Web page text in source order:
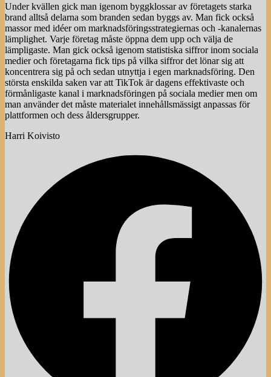
Under kvällen gick man igenom byggklossar av företagets starka
brand alltså delarna som branden sedan byggs av. Man fick också
massor med idéer om marknadsföringsstrategiernas och -kanalernas
lämplighet. Varje företag måste öppna dem upp och välja de
lämpligaste. Man gick också igenom statistiska siffror inom sociala
medier och företagarna fick tips på vilka siffror det lönar sig att
koncentrera sig på och sedan utnyttja i egen marknadsföring. Den
största enskilda saken var att TikTok är dagens effektivaste och
förmånligaste kanal i marknadsföringen på sociala medier men om
man använder det måste materialet innehållsmässigt anpassas för
plattformen och dess åldersgrupper.
Harri Koivisto